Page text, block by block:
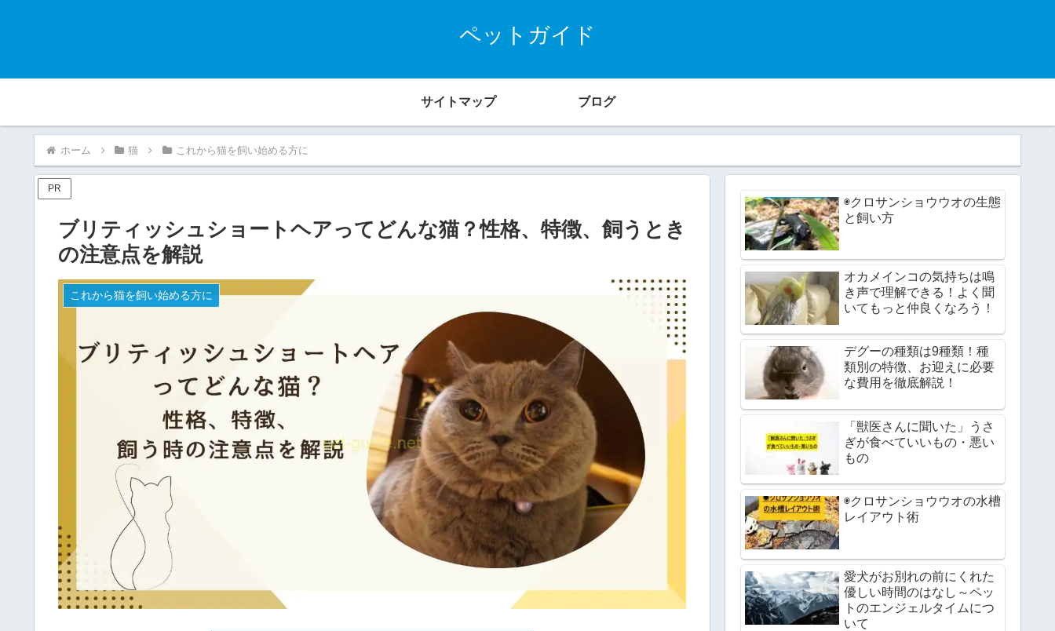
ペットガイド
サイトマップ ブログ
ホーム 猫 これから猫を飼い始める方に
PR
ブリティッシュショートヘアってどんな猫？性格、特徴、飼うとき
の注意点を解説
これから猫を飼い始める方に
◉クロサンショウウオの生態
と飼い方
オカメインコの気持ちは鳴
き声で理解できる！よく聞
いてもっと仲良くなろう！
デグーの種類は9種類！種
類別の特徴、お迎えに必要
な費用を徹底解説！
「獣医さんに聞いた」うさ
ぎが食べていいもの・悪い
もの
◉クロサンショウウオの水槽
レイアウト術
愛犬がお別れの前にくれた
優しい時間のはなし～ペッ
トのエンジェルタイムにつ
いて